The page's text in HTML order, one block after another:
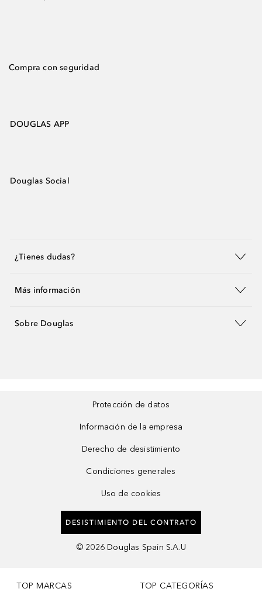
Compra con seguridad
DOUGLAS APP
Douglas Social
¿Tienes dudas?
Más información
Sobre Douglas
Protección de datos
Información de la empresa
Derecho de desistimiento
Condiciones generales
Uso de cookies
DESISTIMIENTO DEL CONTRATO
© 2026 Douglas Spain S.A.U
TOP MARCAS TOP CATEGORÍAS